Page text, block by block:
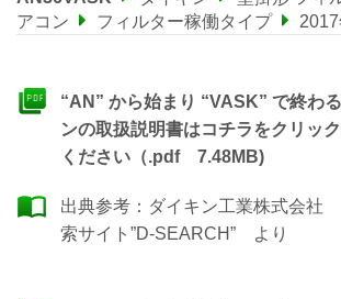
アコン
フィルター稼働タイプ
“AN” から始まり “VASK” で終わ
ンの取扱説明書はコチラをクリッ
ください（.pdf 7.48MB)
出典参考： ダイキン工業株式会社
索サイト”D-SEARCH” より